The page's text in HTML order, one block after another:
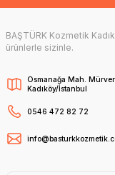
BAŞTÜRK Kozmetik
ürünlerle sizinle.
Osmanağa Mah. Mürver
Kadıköy/İstanbul
0546 472 82 72